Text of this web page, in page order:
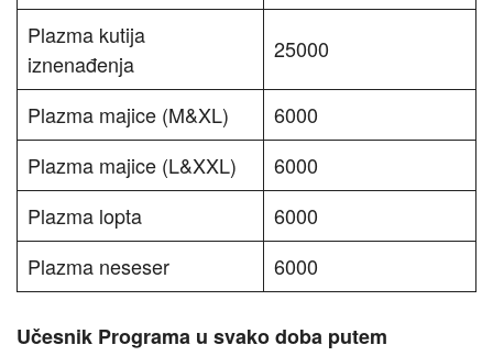
Plazma kutija
iznenađenja
25000
Plazma majice (M&XL)
6000
Plazma majice (L&XXL)
6000
Plazma lopta
6000
Plazma neseser
6000
Učesnik Programa u svako doba putem